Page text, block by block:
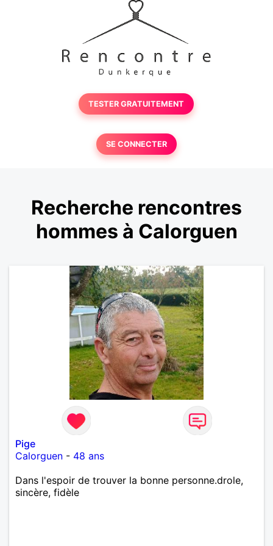
TESTER GRATUITEMENT
SE CONNECTER
Recherche rencontres
hommes à Calorguen
Pige
Calorguen - 48 ans
Dans l'espoir de trouver la bonne personne.drole,
sincère, fidèle